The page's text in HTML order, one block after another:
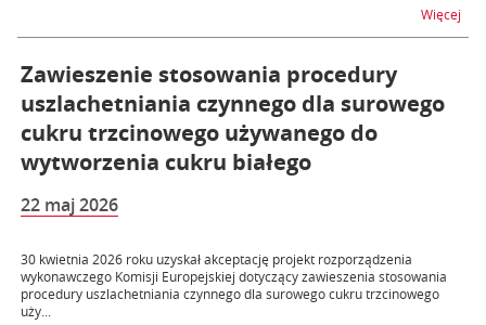
Więcej
Zawieszenie stosowania procedury
uszlachetniania czynnego dla surowego
cukru trzcinowego używanego do
wytworzenia cukru białego
22 maj 2026
30 kwietnia 2026 roku uzyskał akceptację projekt rozporządzenia
wykonawczego Komisji Europejskiej dotyczący zawieszenia stosowania
procedury uszlachetniania czynnego dla surowego cukru trzcinowego
uży...